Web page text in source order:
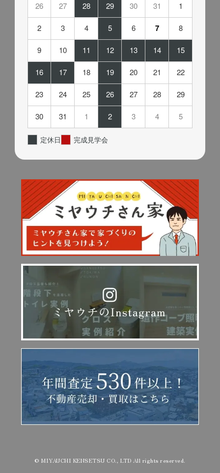
26 27 28 29 30 31 1
2 3 4 5 6 7 8
9 10 11 12 13 14 15
16 17 18 19 20 21 22
23 24 25 26 27 28 29
30 31 1 2 3 4 5
定休日 完成見学会
© MIYAUCHI KENSETSU CO., LTD All rights reserved.